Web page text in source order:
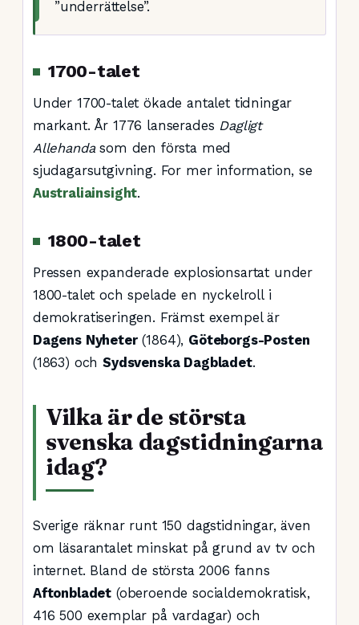
”underrättelse”.
1700-talet
Under 1700-talet ökade antalet tidningar
markant. År 1776 lanserades Dagligt
Allehandasom den första med
sjudagarsutgivning. For mer information, se
Australiainsight.
1800-talet
Pressen expanderade explosionsartat under
1800-talet och spelade en nyckelroll i
demokratiseringen. Främst exempel är
Dagens Nyheter(1864), Göteborgs-Posten
(1863) ochSydsvenska Dagbladet.
Vilka är de största
svenska dagstidningarna
idag?
Sverige räknar runt 150 dagstidningar, även
om läsarantalet minskat på grund av tv och
internet. Bland de största 2006 fanns
Aftonbladet (oberoende socialdemokratisk,
416 500 exemplar på vardagar) och